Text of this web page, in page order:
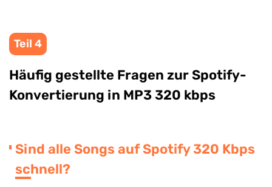
Teil 4
Häufig gestellte Fragen zur Spotify-
Konvertierung in MP3 320 kbps
Sind alle Songs auf Spotify 320 Kbps
schnell?